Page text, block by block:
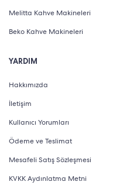
Melitta Kahve Makineleri
Beko Kahve Makineleri
YARDIM
Hakkımızda
İletişim
Kullanıcı Yorumları
Ödeme ve Teslimat
Mesafeli Satış Sözleşmesi
KVKK Aydınlatma Metni